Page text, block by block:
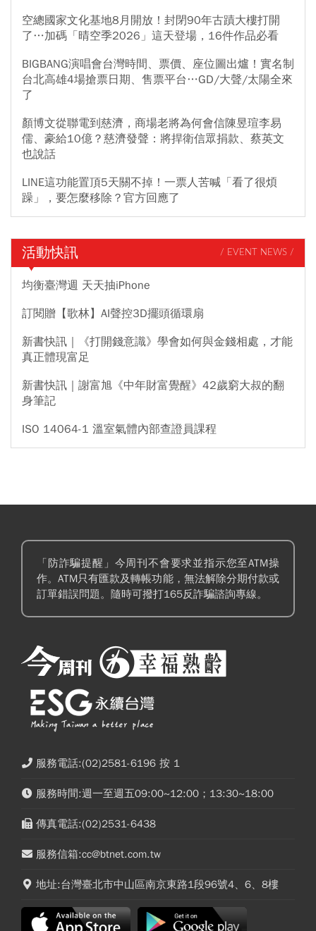
空總國家文化基地8月開放！封閉90年古蹟大樓打開
了…加碼「晴空季2026」這天登場，16件作品必看
BIGBANG演唱會台灣時間、票價、座位圖出爐！實名制
台北高雄4場搶票日期、售票平台…GD/大聲/太陽全來
了
顏博文從聯電到慈濟，商場老將為何會信陳昱瑄李易
儒、豪給10億？慈濟發聲：將捍衛信眾捐款、蔡英文
也說話
LINE這功能置頂5天關不掉！一票人苦喊「看了很煩
躁」，要怎麼移除？官方回應了
活動快訊 / EVENT NEWS /
均衡臺灣週 天天抽iPhone
訂閱贈【歌林】AI聲控3D擺頭循環扇
新書快訊｜《打開錢意識》學會如何與金錢相處，才能
真正體現富足
新書快訊｜謝富旭《中年財富覺醒》42歲窮大叔的翻
身筆記
ISO 14064-1 溫室氣體內部查證員課程
「防詐騙提醒」今周刊不會要求並指示您至ATM操
作。ATM只有匯款及轉帳功能，無法解除分期付款或
訂單錯誤問題。隨時可撥打165反詐騙諮詢專線。
服務電話:(02)2581-6196 按 1
服務時間:週一至週五09:00~12:00；13:30~18:00
傳真電話:(02)2531-6438
服務信箱:cc@btnet.com.tw
地址:台灣臺北市中山區南京東路1段96號4、6、8樓